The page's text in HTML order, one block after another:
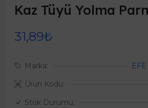
Kaz Tüyü Yolma
31,89₺
Marka:
Ürün Kodu:
Stok Durumu: